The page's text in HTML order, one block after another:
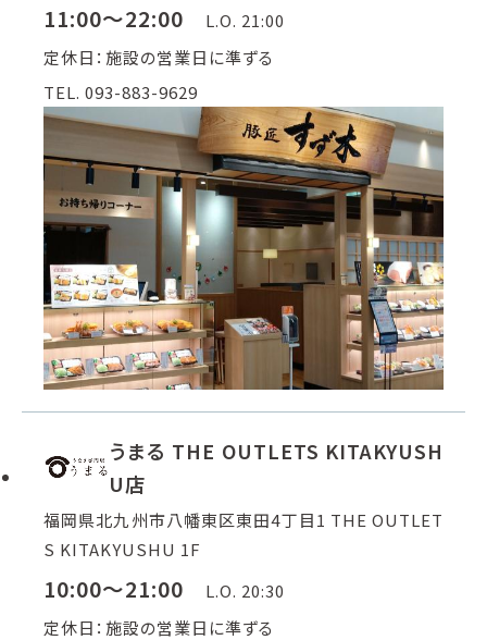
11:00～22:00
L.O. 21:00
定休日：施設の営業日に準ずる
TEL. 093-883-9629
うまる THE OUTLETS KITAKYUSH
U店
福岡県北九州市八幡東区東田4丁目1 THE OUTLET
S KITAKYUSHU 1F
10:00～21:00
L.O. 20:30
定休日：施設の営業日に準ずる